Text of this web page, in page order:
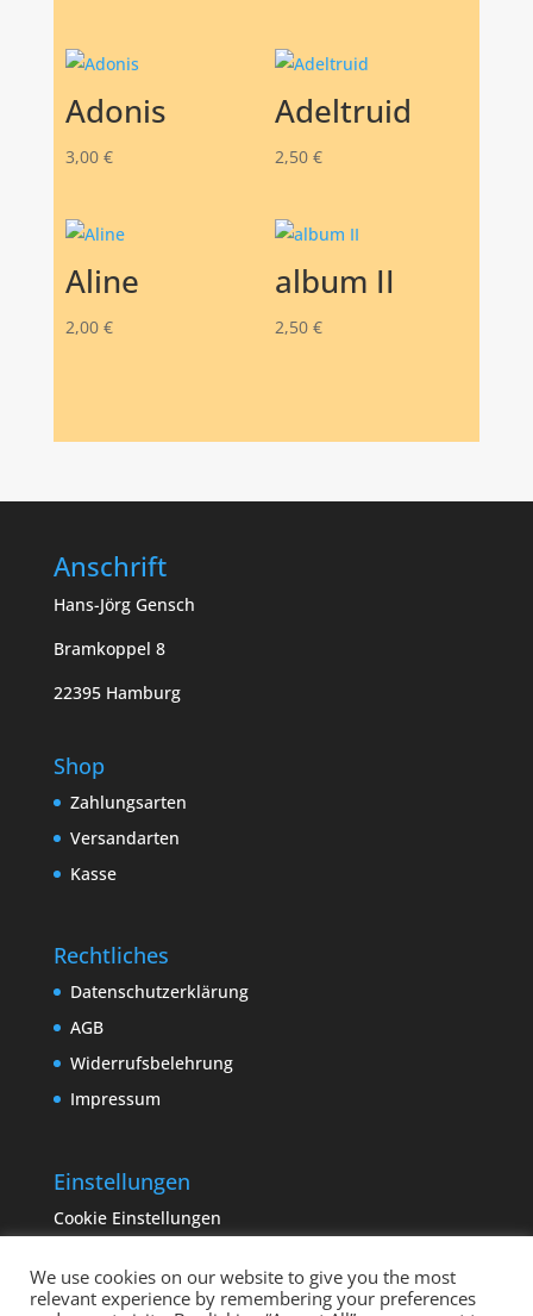
Adonis
3,00 €
Adeltruid
2,50 €
Aline
2,00 €
album II
2,50 €
Anschrift
Hans-Jörg Gensch
Bramkoppel 8
22395 Hamburg
Shop
Zahlungsarten
Versandarten
Kasse
Rechtliches
Datenschutzerklärung
AGB
Widerrufsbelehrung
Impressum
Einstellungen
Cookie Einstellungen
We use cookies on our website to give you the most
relevant experience by remembering your preferences